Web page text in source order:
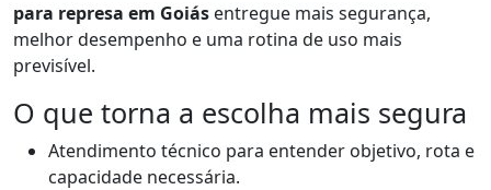
para represa em Goiás entregue mais segurança,
melhor desempenho e uma rotina de uso mais
previsível.
O que torna a escolha mais segura
Atendimento técnico para entender objetivo, rota e
capacidade necessária.